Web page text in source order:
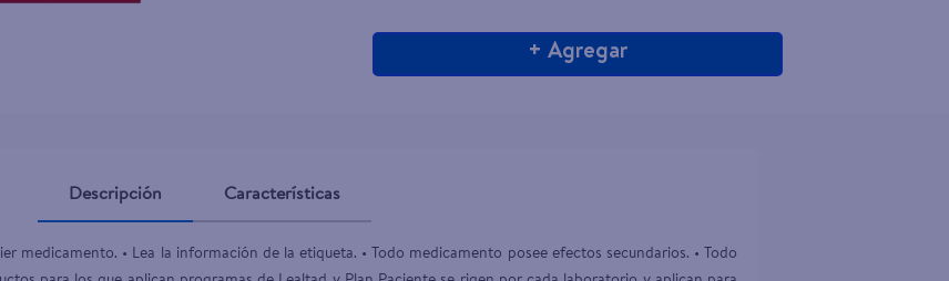
+ Agregar
Descripción Características
medicamento. • Lea la información de la etiqueta. • Todo medicamento posee efectos secundarios. • Todo